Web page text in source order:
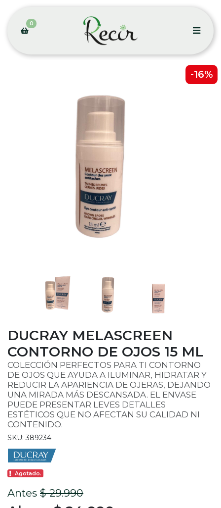
0
-16%
DUCRAY MELASCREEN
CONTORNO DE OJOS 15 ML
COLECCIÓN PERFECTOS PARA TI CONTORNO
DE OJOS QUE AYUDA A ILUMINAR, HIDRATAR Y
REDUCIR LA APARIENCIA DE OJERAS, DEJANDO
UNA MIRADA MÁS DESCANSADA. EL ENVASE
PUEDE PRESENTAR LEVES DETALLES
ESTÉTICOS QUE NO AFECTAN SU CALIDAD NI
CONTENIDO.
SKU: 389234
Agotado.
Antes $ 29.990